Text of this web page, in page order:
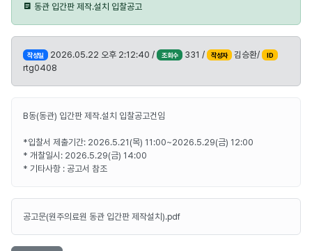
동관 입간판 제작.설치 입찰공고
작성일 2026.05.22 오후 2:12:40 / 조회수 331 / 작성자 김승환/ ID
rtg0408
B동(동관) 입간판 제작.설치 입찰공고건임
*입찰서 제출기간: 2026.5.21(목) 11:00~2026.5.29(금) 12:00
* 개찰일시: 2026.5.29(금) 14:00
* 기타사항 : 공고서 참조
공고문(원주의료원 동관 입간판 제작설치).pdf